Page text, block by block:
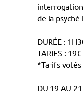
de la psyché
DURÉE :
TARIFS :
*Tarifs votés
DU 19 AU